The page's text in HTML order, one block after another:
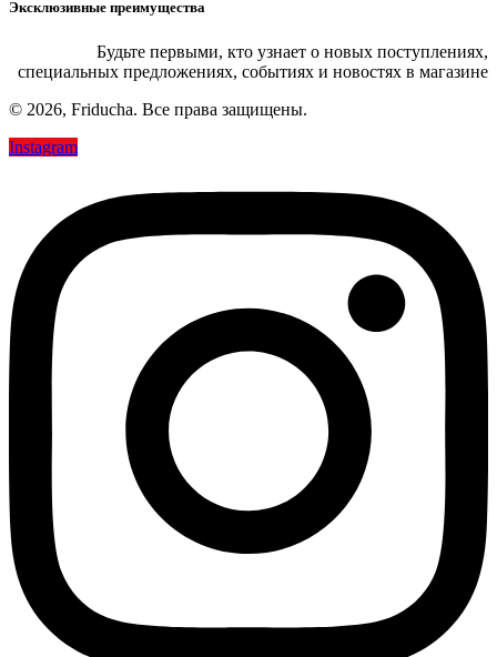
Эксклюзивные преимущества
Будьте первыми, кто узнает о новых поступлениях,
специальных предложениях, событиях и новостях в магазине
© 2026, Friducha. Все права защищены.
Instagram